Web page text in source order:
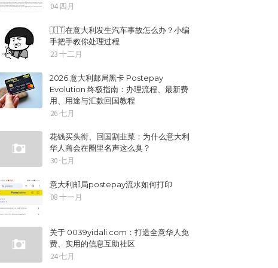
04 四月
🇮🇹在意大利发生汽车事故怎么办？小编
手把手教你处理过程
23 十二月
2026 意大利邮局黑卡 Postepay
Evolution 终极指南：办理流程、最新费
用、用途与汇款回国教程
26 七月
花钱买头衔、回国割韭菜：为什么意大利
华人商会在圈里名声这么臭？
30 七月
意大利邮局postepay流水如何打印
08 十一月
关于 0039yidali.com：打造全意华人免
费、实用的信息互助社区
24 七月